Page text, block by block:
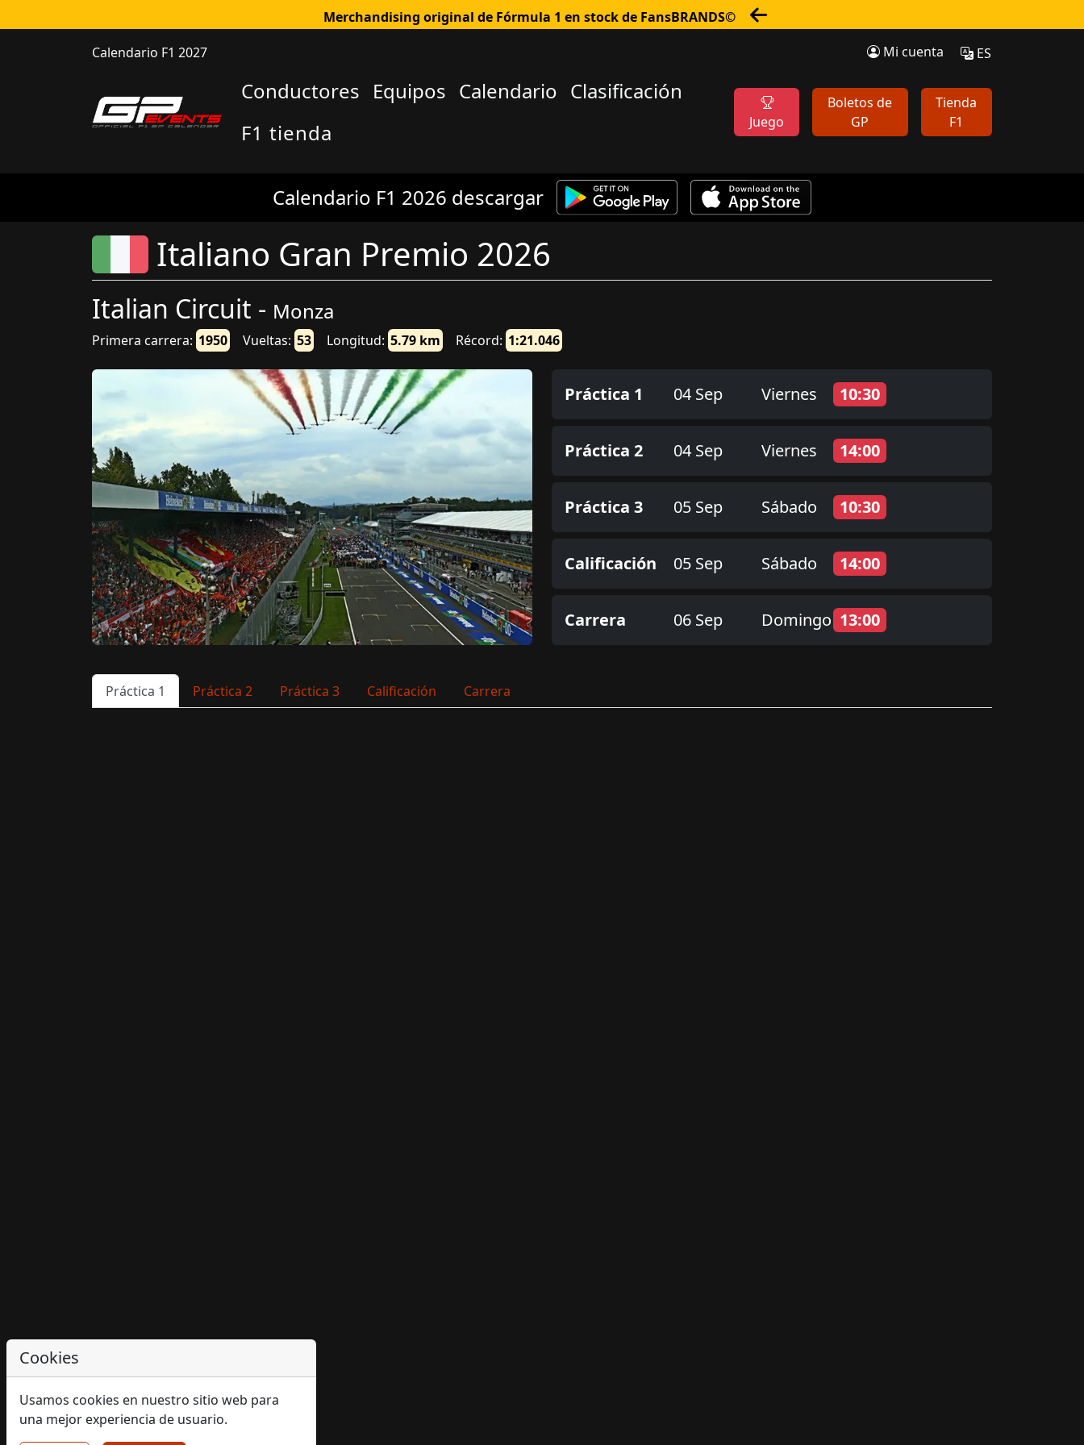
Merchandising original de Fórmula 1 en stock de FansBRANDS©
Calendario F1 2027 Mi cuenta ES
Conductores Equipos Calendario Clasificación
F1 tienda
Juego
Boletos de
GP
Tienda
F1
Calendario F1 2026 descargar
Italiano Gran Premio 2026
Italian Circuit - Monza
Primera carrera: 1950 Vueltas: 53 Longitud: 5.79 km Récord: 1:21.046
Práctica 1 04 Sep Viernes 10:30
Práctica 2 04 Sep Viernes 14:00
Práctica 3 05 Sep Sábado 10:30
Calificación 05 Sep Sábado 14:00
Carrera 06 Sep Domingo 13:00
Práctica 1 Práctica 2 Práctica 3 Calificación Carrera
Cookies
Usamos cookies en nuestro sitio web para
una mejor experiencia de usuario.